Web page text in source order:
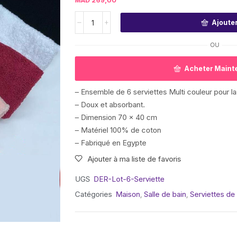
OU
Acheter
– Ensemble de 6 serviettes Multi couleur pour
– Doux et absorbant.
– Dimension 70 x 40 cm
– Matériel 100% de coton
– Fabriqué en Egypte
Ajouter à ma liste de favoris
UGS DER-Lot-6-Serviette
Catégories Maison, Salle de bain, Serviettes de